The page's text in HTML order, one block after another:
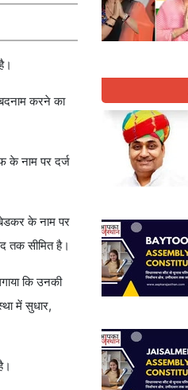
करने का
के नाम पर दर्ज
के नाम पर
तक सीमित है।
कि उनकी
में सुधार,